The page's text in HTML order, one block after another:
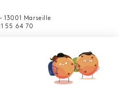
13001 Marseille
55 64 70